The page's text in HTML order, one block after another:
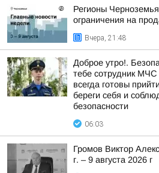
Регионы
ограничения на
Вчера, 21:48
Доброе утро!.
тебе сотрудник
всегда готовы
береги себя и
безопасности
06:03
Громов Виктор
г. – 9 августа 2026 г